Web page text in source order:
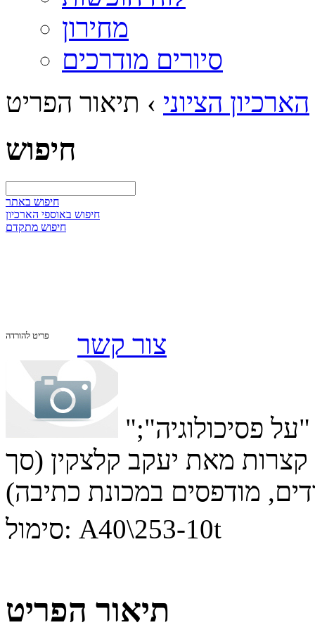
מחירון
סיורים מודרכים
הארכיון הציוני › תיאור הפריט
חיפוש
חיפוש באתר
חיפוש באוספי הארכיון
חיפוש מתקדם
פריט להורדה צור קשר
"על אניות"; "כחה של השכלה"; "על פסיכולוגיה";
מאת יעקב קלצקין (סך
מודפסים במכונת כתיבה)
סימול: A40\253-10t
תיאור הפריט